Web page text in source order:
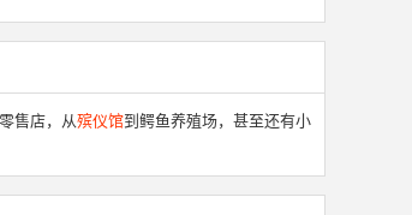
售店，从殡仪馆到鳄鱼养殖场，甚至还有小